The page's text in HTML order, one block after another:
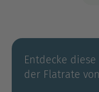
Entdecke
der Flatrate